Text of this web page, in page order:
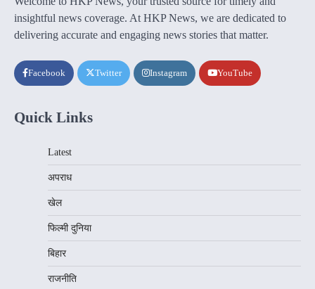
insightful news coverage. At HKP News, we are dedicated to
delivering accurate and engaging news stories that matter.
Facebook Twitter Instagram YouTube
Quick Links
Latest
अपराध
खेल
फिल्मी दुनिया
बिहार
राजनीति